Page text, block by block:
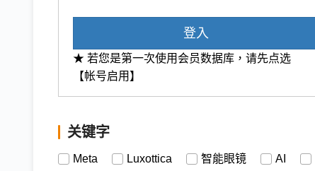
登入
★ 若您是第一次使用会员数据库，请先点选
【帐号启用】
关键字
Meta Luxottica 智能眼镜 AI